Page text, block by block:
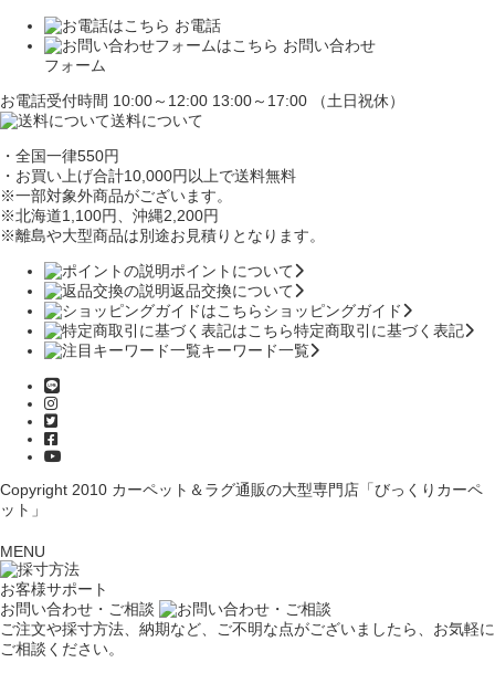
お電話
お問い合わせ
フォーム
お電話受付時間 10:00～12:00 13:00～17:00 （土日祝休）
送料について
・全国一律550円
・お買い上げ合計10,000円 以上で送料無料
※一部対象外商品がございます。
※北海道1,100円
、沖縄2,200円
※離島や大型商品は別途お見積りとなります。
ポイントについて
返品交換について
ショッピングガイド
特定商取引に基づく表記
キーワード一覧
Copyright 2010 カーペット＆ラグ通販の大型専門店「びっくりカーペ
ット」
MENU
お客様サポート
お問い合わせ・ご相談
ご注文や採寸方法、納期など、ご不明な点がございましたら、お気軽に
ご相談ください。